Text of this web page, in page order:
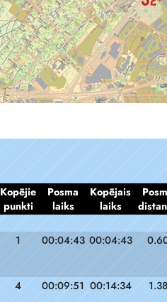
Kopējie
punkti
Posma
laiks
Kopējais
laiks
1 00:04:43 00:04:43
4 00:09:51 00:14:34 1.38